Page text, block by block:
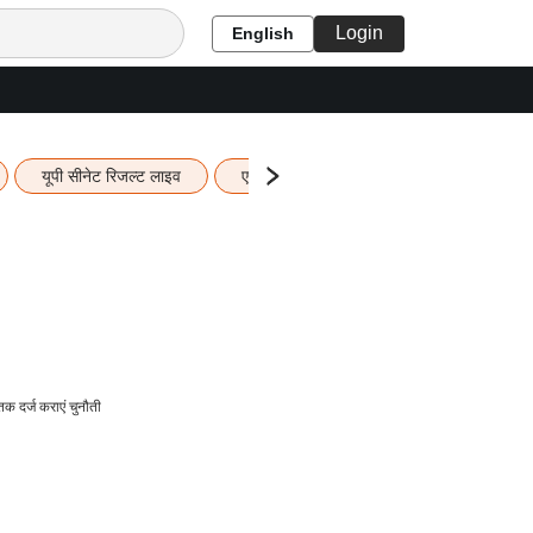
English Login
यूपी सीनेट रिजल्ट लाइव एचबीएसई 12वीं का रिजल्ट लाइव
कराएं चुनौती